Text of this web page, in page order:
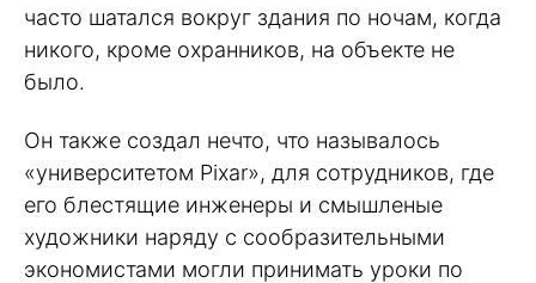
часто шатался вокруг здания по ночам, когда
никого, кроме охранников, на объекте не
было.
Он также создал нечто, что называлось
«университетом Pixar», для сотрудников, где
его блестящие инженеры и смышленые
художники наряду с сообразительными
экономистами могли принимать уроки по